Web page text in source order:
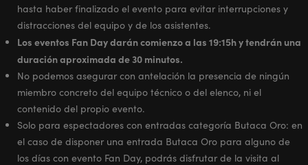
hasta haber finalizado el evento para evitar interrupciones y
distracciones del equipo y de los asistentes.
Los eventos Fan Day darán comienzo a las 19:15h y tendrán una
duración aproximada de 30 minutos.
No podemos asegurar con antelación la presencia de ningún
miembro concreto del equipo técnico o del elenco, ni el
contenido del propio evento.
Solo para espectadores con entradas categoría Butaca Oro: en
el caso de disponer una entrada Butaca Oro para alguno de
los días con evento Fan Day, podrás disfrutar de la visita al